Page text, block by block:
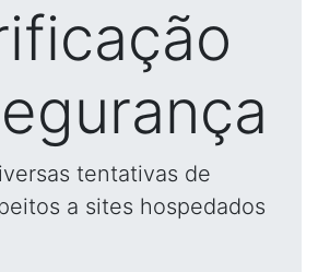
tentativas de
a sites hospedados